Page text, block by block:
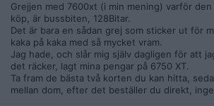
Grejjen med 7600xt (i min mening) varför
köp, är bussbiten, 128Bitar.
Det är bara en sådan grej som sticker ut för
kaka på kaka med så mycket vram.
Jag hade, och slår mig själv dagligen för att
det räcker, lagt mina pengar på 6750 XT.
Ta fram de bästa två korten du kan hitta,
mellan dom, efter det beställer du direkt,